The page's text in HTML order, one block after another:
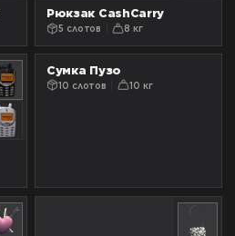
Рюкзак CashCarry
5 слотов 8 кг
Сумка Пузо
10 слотов 10 кг